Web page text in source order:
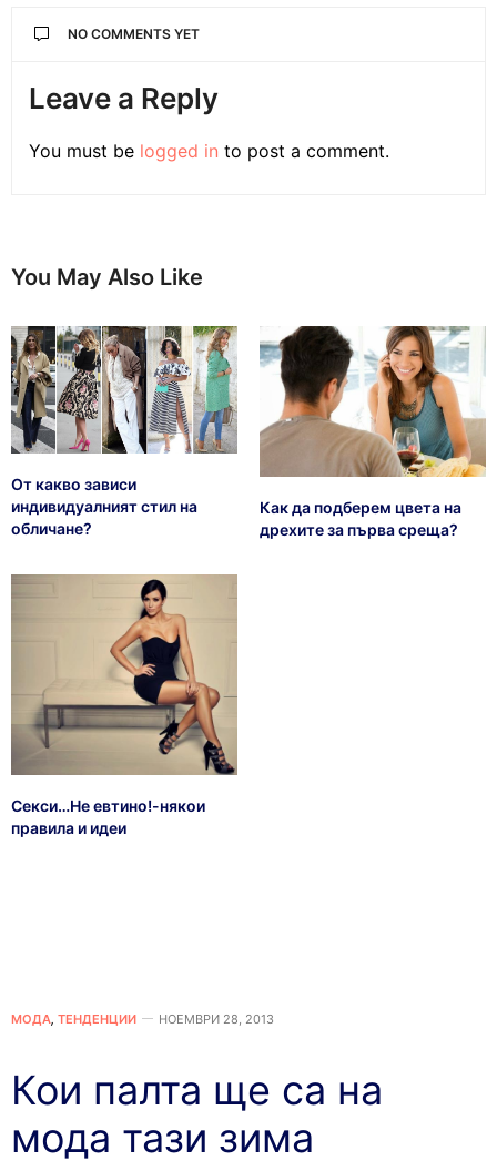
NO COMMENTS YET
Leave a Reply
You must be logged in to post a comment.
You May Also Like
От какво зависи
индивидуалният стил на
обличане?
Как да подберем цвета на
дрехите за първа среща?
Секси…Не евтино!-някои
правила и идеи
МОДА, ТЕНДЕНЦИИ НОЕМВРИ 28, 2013
Кои палта ще са на
мода тази зима